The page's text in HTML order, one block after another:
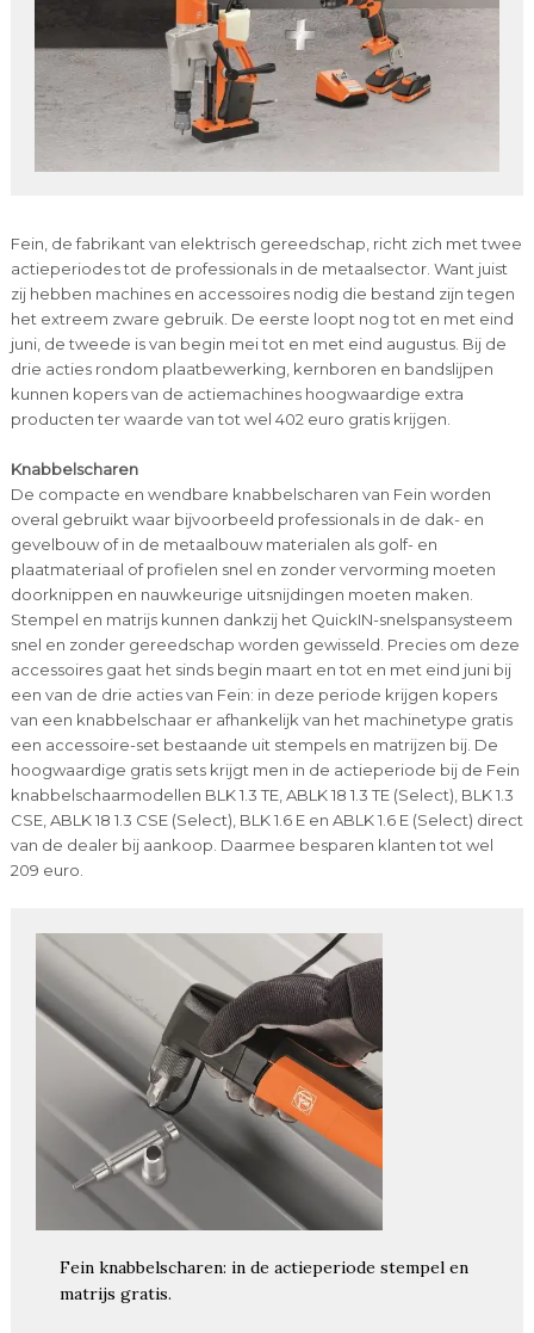
Fein, de fabrikant van elektrisch gereedschap, richt zich met twee
actieperiodes tot de professionals in de metaalsector. Want juist
zij hebben machines en accessoires nodig die bestand zijn tegen
het extreem zware gebruik. De eerste loopt nog tot en met eind
juni, de tweede is van begin mei tot en met eind augustus. Bij de
drie acties rondom plaatbewerking, kernboren en bandslijpen
kunnen kopers van de actiemachines hoogwaardige extra
producten ter waarde van tot wel 402 euro gratis krijgen.
Knabbelscharen
De compacte en wendbare knabbelscharen van Fein worden
overal gebruikt waar bijvoorbeeld professionals in de dak- en
gevelbouw of in de metaalbouw materialen als golf- en
plaatmateriaal of profielen snel en zonder vervorming moeten
doorknippen en nauwkeurige uitsnijdingen moeten maken.
Stempel en matrijs kunnen dankzij het QuickIN-snelspansysteem
snel en zonder gereedschap worden gewisseld. Precies om deze
accessoires gaat het sinds begin maart en tot en met eind juni bij
een van de drie acties van Fein: in deze periode krijgen kopers
van een knabbelschaar er afhankelijk van het machinetype gratis
een accessoire-set bestaande uit stempels en matrijzen bij. De
hoogwaardige gratis sets krijgt men in de actieperiode bij de Fein
knabbelschaarmodellen BLK 1.3 TE, ABLK 18 1.3 TE (Select), BLK 1.3
CSE, ABLK 18 1.3 CSE (Select), BLK 1.6 E en ABLK 1.6 E (Select) direct
van de dealer bij aankoop. Daarmee besparen klanten tot wel
209 euro.
Fein knabbelscharen: in de actieperiode stempel en
matrijs gratis.